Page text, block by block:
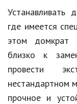
Работа и
Животные
Еда и напитки
Праздники и
Устанавливать
где имеется
этом домкрат
близко к
провести
нестандартном
прочное и